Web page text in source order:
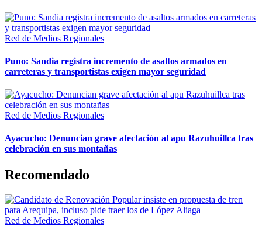
Red de Medios Regionales
Puno: Sandia registra incremento de asaltos armados en
carreteras y transportistas exigen mayor seguridad
Red de Medios Regionales
Ayacucho: Denuncian grave afectación al apu Razuhuillca tras
celebración en sus montañas
Recomendado
Red de Medios Regionales